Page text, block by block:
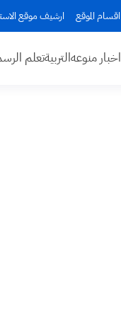
اقسام الموقع ارشيف موقع
اخبار منوعهالتربيةتعلم